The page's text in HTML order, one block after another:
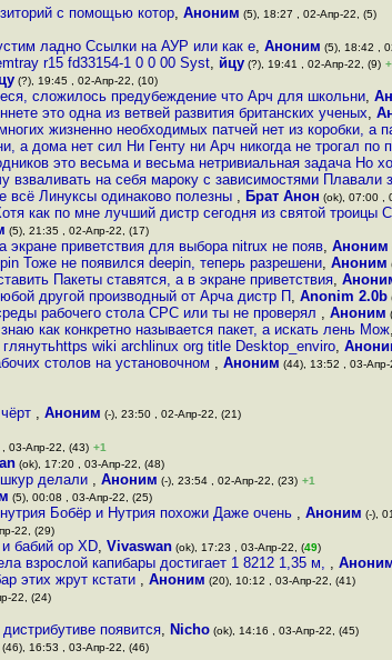
с помощью котор, Аноним (5), 18:27 , 02-Апр-22, (5)
ладно Ссылки на АУР или как е, Аноним (5), 18:42 ,
r15 fd33154-1 0 0 00 Syst, йцу (?), 19:41 , 02-Апр-22, (9)
(?), 19:45 , 02-Апр-22, (10)
сложилось предубеждение что Арч для школьни,
это одна из ветвей развития британских ученых,
жизненно необходимых патчей нет из коробки, а
а дома нет сил Ни Генту ни Арч никогда не трогал по
это весьма и весьма нетривиальная задача Но
взваливать на себя мароку с зависимостями Плавали
всё Линуксы одинаково полезны , Брат Анон (ok), 07:00 ,
как по мне лучший дистр сегодня из святой троицы
(5), 21:35 , 02-Апр-22, (17)
приветствия для выбора nitrux не появ, Аноним
Тоже не появился deepin, теперь разрешени, Аноним
Пакеты ставятся, а в экране приветствия,
другой производный от Арча дистр П , Anonim 2.0b
рабочего стола СРС или ты не проверял , Аноним
как конкретно называется пакет, а искать лень Мож,
wiki archlinux org title Desktop_enviro,
столов на установочном , Аноним (44), 13:52 , 03-Апр-
, Аноним (-), 23:50 , 02-Апр-22, (21)
03-Апр-22, (43) +1
(ok), 17:20 , 03-Апр-22, (48)
делали , Аноним (-), 23:54 , 02-Апр-22, (23) +1
(5), 00:08 , 03-Апр-22, (25)
Бобёр и Нутрия похожи Даже очень , Аноним (-),
22, (29)
бабий ор XD, Vivaswan (ok), 17:23 , 03-Апр-22, (49)
взрослой капибары достигает 1 8212 1,35 м, ,
этих жрут кстати , Аноним (20), 10:12 , 03-Апр-22, (41)
22, (24)
появится, Nicho (ok), 14:16 , 03-Апр-22, (45)
(46), 16:53 , 03-Апр-22, (46)